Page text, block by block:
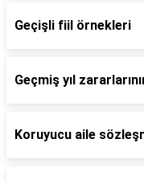
Geçişli fiil örnekleri
Geçmiş yıl
Koruyucu aile